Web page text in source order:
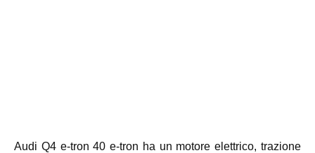
Audi Q4 e-tron 40 e-tron ha un motore elettrico, trazione